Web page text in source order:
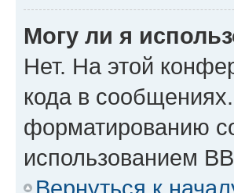
Могу ли я
Нет. На этой
кода в
форматированию
использованием
Вернуться к